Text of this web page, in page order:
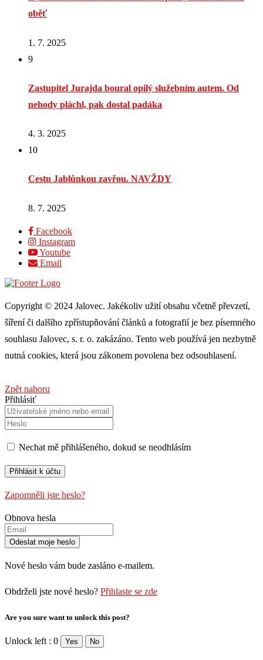
oběť
1. 7. 2025
9
Zastupitel Jurajda boural opilý služebním autem. Od
nehody pláchl, pak dostal padáka
4. 3. 2025
10
Cestu Jablůnkou zavřou. NAVŽDY
8. 7. 2025
Facebook
Instagram
Youtube
Email
Copyright © 2024 Jalovec. Jakékoliv užití obsahu včetně převzetí,
šíření či dalšího zpřístupňování článků a fotografií je bez písemného
souhlasu Jalovec, s. r. o. zakázáno. Tento web používá jen nezbytně
nutná cookies, která jsou zákonem povolena bez odsouhlasení.
Zpět nahoru
Přihlásiť
Nechat mě přihlášeného, ​​dokud se neodhlásím
Zapomněli jste heslo?
Obnova hesla
Nové heslo vám bude zasláno e-mailem.
Obdrželi jste nové heslo? Přihlaste se zde
Are you sure want to unlock this post?
Unlock left : 0 Yes No